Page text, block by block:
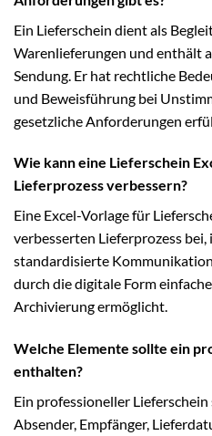
Ein Lieferschein dient als
Warenlieferungen und enthält
Sendung. Er hat rechtliche
und Beweisführung bei
gesetzliche Anforderungen
Wie kann eine Lieferschein
Lieferprozess verbessern?
Eine Excel-Vorlage für
verbesserten Lieferprozess bei,
standardisierte
durch die digitale Form
Archivierung ermöglicht.
Welche Elemente sollte ein
enthalten?
Ein professioneller
Absender, Empfänger,